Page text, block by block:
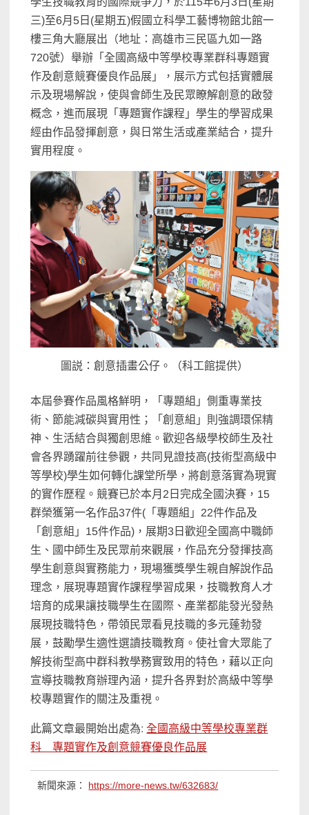
三)至6月5 日(星期 五)假 國立科學工藝博物館北館一
樓三角大廳展出 （地址： 高雄市三民區九如一路
720號）舉辦 「全國高級中等學校專業群科專題實
作及創意競賽優良作品展」，展示方式包括實體展
示及現場解說 ，使與會師生及民眾瞭解創意的啟發
概念，進而展現 「專題實作課程 」學生的學習成果
經由作品發揮創意，與日常生活或產業結合，提升
實用程度。
圖説：創意插畫公仔。（科工館提供）
本屆參賽作品風格鮮明，「專題組」側重專業技
術、節能減碳與實用性；「創意組」則強調環保精
神、生活結合與獨創思維。歡迎各級學校師生及社
會各界踴躍前往參觀，共同見證技高(技術型高級中
等學校)學生如何轉化課堂所學，將創意落實為現實
的實作歷程。 競賽已於本月 2 日 完成全國決賽 ， 15
群榮獲第一名作品37件( 「專題組」 22件作品及
「創意組」 15件作品) ， 展期3 日歡迎全國高中職師
生 、國中師生及 民眾前來觀展，作品充分發揮技高
學生創意與實務能力，現場獲獎學生親自解說作品
理念， 展現專題實作課程學習成果，技職教育人才
培育的成果讓技職學生在國際、產業都能發光發熱
展現技職特色 ，帶領 民眾看見技職的多元蓬勃發
展，鼓勵學生適性選讀技職教育。使社會大眾能了
解技術型高中群科教學務實致用的特色 ，藉以正向
宣導技職教育辦理內涵，提升各界對於高級中等學
校專題實作的關注及重視。
此篇文章最開始出處為:全國高級中等學校專業群
科 專題實作及創意競賽優良作品展
新聞來源： https://more-news.tw/632683/